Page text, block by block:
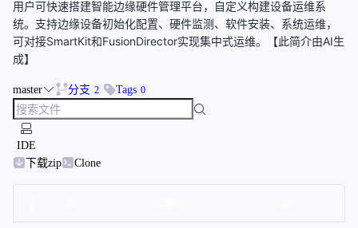
用户可快速搭建智能边缘硬件管理平台，自定义构建设备运维系
统。支持边缘设备初始化配置、硬件监测、软件安装、系统运维，
可对接SmartKit和FusionDirector实现集中式运维。【此简介由AI生
成】
master 分支 2 Tags 0
IDE
下载zip
Clone